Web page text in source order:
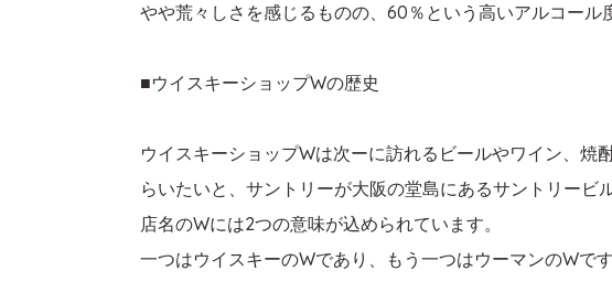
やや荒々しさを感じるものの、60％という高いアルコール
■ウイスキーショップWの歴史
ウイスキーショップWは次ーに訪れるビールやワイン、
らいたいと、サントリーが大阪の堂島にあるサントリービ
店名のWには2つの意味が込められています。
一つはウイスキーのWであり、もう一つはウーマンのWです